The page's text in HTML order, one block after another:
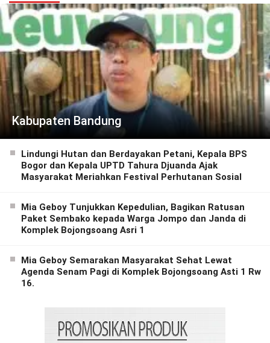
Kabupaten Bandung
Lindungi Hutan dan Berdayakan Petani, Kepala BPS
Bogor dan Kepala UPTD Tahura Djuanda Ajak
Masyarakat Meriahkan Festival Perhutanan Sosial
Mia Geboy Tunjukkan Kepedulian, Bagikan Ratusan
Paket Sembako kepada Warga Jompo dan Janda di
Komplek Bojongsoang Asri 1
Mia Geboy Semarakan Masyarakat Sehat Lewat
Agenda Senam Pagi di Komplek Bojongsoang Asti 1 Rw
16.